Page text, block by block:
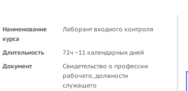
Наименование
курса
Лаборант входного контроля
Длительность
72ч ~11 календарных дней
Документ
Свидетельство о профессии
рабочего, должности
служащего